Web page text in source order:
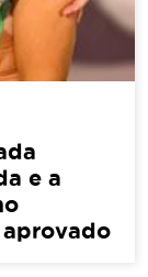
e a
aprovado